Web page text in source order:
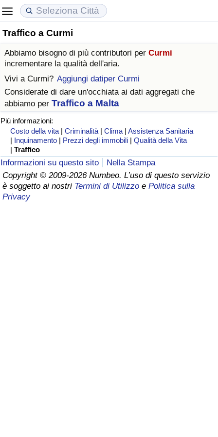
Traffico a Curmi
Abbiamo bisogno di più contributori per Curmi
incrementare la qualità dell'aria.
Vivi a Curmi? Aggiungi datiper Curmi
Considerate di dare un'occhiata ai dati aggregati che
abbiamo per Traffico a Malta
Più informazioni:
Costo della vita |Criminalità |Clima |Assistenza Sanitaria
| Inquinamento | Prezzi degli immobili |Qualità della Vita
|Traffico
Informazioni su questo sito
Nella Stampa
Copyright © 2009-2026 Numbeo. L’uso di questo servizio
è soggetto ai nostri Termini di Utilizzo e Politica sulla
Privacy
Costo della vita
Indice Del Costo Della Vita (corrente)
Indice Del Costo Della Vita
Indice del Costo della Vita per Nazione
ad Aqaba
Prezzi degli immobili
Indice del Prezzo delle Case (Corrente)
Indice del Prezzo delle Case
Indice del Prezzo delle Case per Nazione
Qualità della Vita
Indice della Qualità della Vita
Indice della Qualità della Vita (Corrente)
Indice della qualità della vita per Paese
Criminalità
Indice del Tasso di Criminalità (Corrente)
Indice della Criminalità